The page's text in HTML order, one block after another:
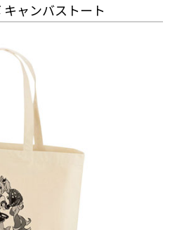
キャンバストート